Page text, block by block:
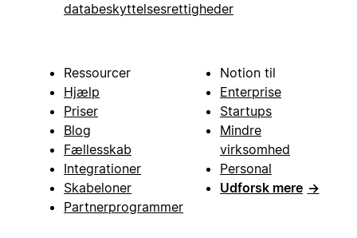
databeskyttelsesrettigheder
Ressourcer
Hjælp
Priser
Blog
Fællesskab
Integrationer
Skabeloner
Partnerprogrammer
Notion til
Enterprise
Startups
Mindre
virksomhed
Personal
Udforsk mere →